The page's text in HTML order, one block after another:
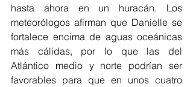
hasta ahora en un huracán. Los
meteorólogos afirman que Danielle se
fortalece encima de aguas oceánicas
más cálidas, por lo que las del
Atlántico medio y norte podrían ser
favorables para que en unos cuatro